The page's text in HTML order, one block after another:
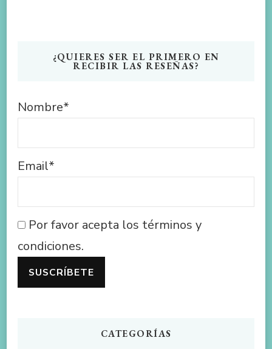
¿QUIERES SER EL PRIMERO EN
RECIBIR LAS RESEÑAS?
Nombre*
Email*
Por favor acepta los términos y
condiciones.
CATEGORÍAS